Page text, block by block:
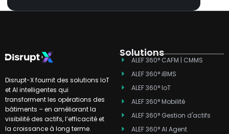
Disrupt-X fournit des solutions IoT
et AI intelligentes qui
transforment les opérations des
bâtiments – en améliorant la
visibilité des actifs, l’efficacité et
la croissance à long terme.
Solutions
ALEF 360° CAFM | CMMS
ALEF 360° iBMS
ALEF 360° IoT
ALEF 360° Mobilité
ALEF 360° Gestion d'actifs
ALEF 360° AI Agent